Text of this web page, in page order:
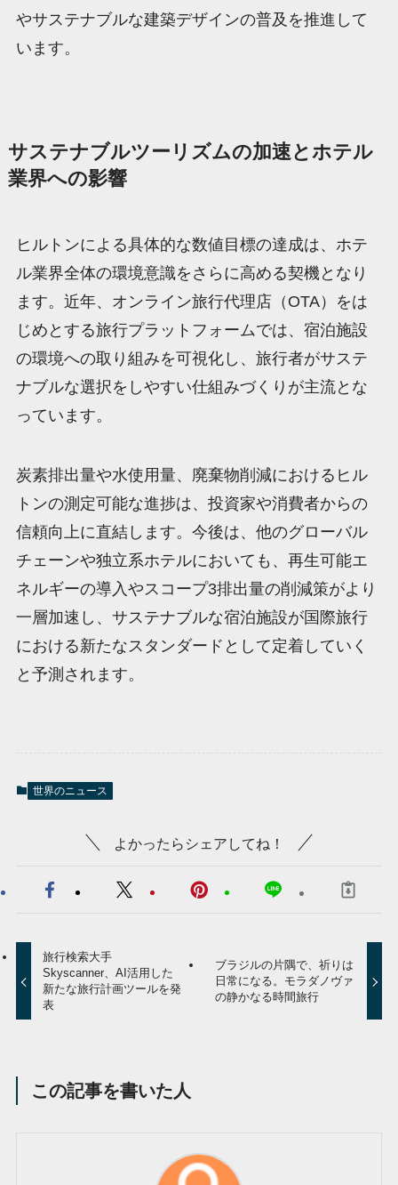
やサステナブルな建築デザインの普及を推進して
います。
サステナブルツーリズムの加速とホテル
業界への影響
ヒルトンによる具体的な数値目標の達成は、ホテ
ル業界全体の環境意識をさらに高める契機となり
ます。近年、オンライン旅行代理店（OTA）をは
じめとする旅行プラットフォームでは、宿泊施設
の環境への取り組みを可視化し、旅行者がサステ
ナブルな選択をしやすい仕組みづくりが主流とな
っています。
炭素排出量や水使用量、廃棄物削減におけるヒル
トンの測定可能な進捗は、投資家や消費者からの
信頼向上に直結します。今後は、他のグローバル
チェーンや独立系ホテルにおいても、再生可能エ
ネルギーの導入やスコープ3排出量の削減策がより
一層加速し、サステナブルな宿泊施設が国際旅行
における新たなスタンダードとして定着していく
と予測されます。
世界のニュース
よかったらシェアしてね！
旅行検索大手
Skyscanner、AI活用した
新たな旅行計画ツールを発
表
ブラジルの片隅で、祈りは
日常になる。モラダノヴァ
の静かなる時間旅行
この記事を書いた人